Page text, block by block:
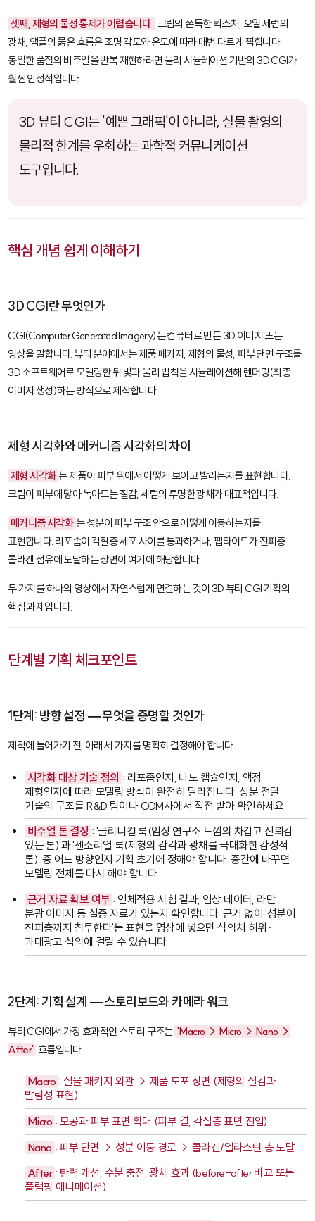
셋째, 제형의 물성 통제가 어렵습니다. 크림의 쫀득한 텍스처, 오일 세럼의
광채, 앰플의 묽은 흐름은 조명 각도와 온도에 따라 매번 다르게 찍힙니다.
동일한 품질의 비주얼을 반복 재현하려면 물리 시뮬레이션 기반의 3D CGI가
훨씬 안정적입니다.
3D 뷰티 CGI는 '예쁜 그래픽'이 아니라, 실물 촬영의
물리적 한계를 우회하는 과학적 커뮤니케이션
도구입니다.
핵심 개념 쉽게 이해하기
3D CGI란 무엇인가
CGI(Computer Generated Imagery)는 컴퓨터로 만든 3D 이미지 또는
영상을 말합니다. 뷰티 분야에서는 제품 패키지, 제형의 물성, 피부 단면 구조를
3D 소프트웨어로 모델링한 뒤 빛과 물리 법칙을 시뮬레이션해 렌더링(최종
이미지 생성)하는 방식으로 제작합니다.
제형 시각화와 메커니즘 시각화의 차이
제형 시각화 는 제품이 피부 위에서 어떻게 보이고 발리는지를 표현합니다.
크림이 피부에 닿아 녹아드는 질감, 세럼의 투명한 광채가 대표적입니다.
메커니즘 시각화 는 성분이 피부 구조 안으로 어떻게 이동하는지를
표현합니다. 리포좀이 각질층 세포 사이를 통과하거나, 펩타이드가 진피층
콜라겐 섬유에 도달하는 장면이 여기에 해당합니다.
두 가지를 하나의 영상에서 자연스럽게 연결하는 것이 3D 뷰티 CGI 기획의
핵심 과제입니다.
단계별 기획 체크포인트
1단계: 방향 설정 — 무엇을 증명할 것인가
제작에 들어가기 전, 아래 세 가지를 명확히 결정해야 합니다.
시각화 대상 기술 정의 : 리포좀인지, 나노 캡슐인지, 액정
제형인지에 따라 모델링 방식이 완전히 달라집니다. 성분 전달
기술의 구조를 R&D 팀이나 ODM사에서 직접 받아 확인하세요.
비주얼 톤 결정 : '클리니컬 룩(임상 연구소 느낌의 차갑고 신뢰감
있는 톤)'과 '센소리얼 룩(제형의 감각과 광채를 극대화한 감성적
톤)' 중 어느 방향인지 기획 초기에 정해야 합니다. 중간에 바꾸면
모델링 전체를 다시 해야 합니다.
근거 자료 확보 여부 : 인체적용 시험 결과, 임상 데이터, 라만
분광 이미지 등 실증 자료가 있는지 확인합니다. 근거 없이 '성분이
진피층까지 침투한다'는 표현을 영상에 넣으면 식약처 허위·
과대광고 심의에 걸릴 수 있습니다.
2단계: 기획 설계 — 스토리보드와 카메라 워크
뷰티 CGI에서 가장 효과적인 스토리 구조는 'Macro → Micro → Nano →
After' 흐름입니다.
Macro : 실물 패키지 외관 → 제품 도포 장면 (제형의 질감과
발림성 표현)
Micro : 모공과 피부 표면 확대 (피부 결, 각질층 표면 진입)
Nano : 피부 단면 → 성분 이동 경로 → 콜라겐/엘라스틴 층 도달
After : 탄력 개선, 수분 충전, 광채 효과 (before-after 비교 또는
플럼핑 애니메이션)